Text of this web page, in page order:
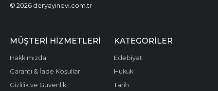
© 2026 deryayinevi.com.tr
MÜŞTERI HIZMETLERI
Hakkımızda
Garanti & İade Koşulları
Gizlilik ve Güvenlik
KATEGORILER
Edebiyat
Hukuk
Tarih